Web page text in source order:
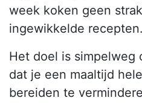
week koken geen
ingewikkelde recepten.
Het doel is simpelweg
dat je een maaltijd
bereiden te